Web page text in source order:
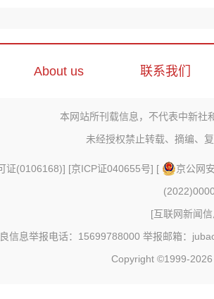
About us 联系我们
本网站所刊载信息，不代表中新社
未经授权禁止转载、摘编、
证(0106168)] [京ICP证040655号] [
京公网
[互联网新闻
信息举报电话：15699788000 举报邮箱：
Copyright ©1999-